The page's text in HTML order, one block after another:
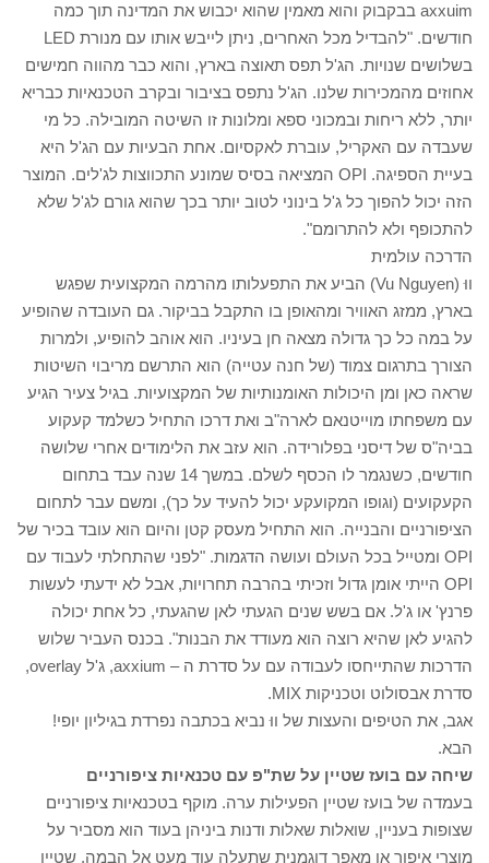
axxuim בבקבוק והוא מאמין שהוא יכבוש את המדינה תוך כמה
חודשים. "להבדיל מכל האחרים, ניתן לייבש אותו עם מנורת LED
בשלושים שנויות. הג'ל תפס תאוצה בארץ, והוא כבר מהווה חמישים
אחוזים מהמכירות שלנו. הג'ל נתפס בציבור ובקרב הטכנאיות כבריא
יותר, ללא ריחות ובמכוני ספא ומלונות זו השיטה המובילה. כל מי
שעבדה עם האקריל, עוברת לאקסיום. אחת הבעיות עם הג'ל היא
בעיית הספיגה. OPI המציאה בסיס שמונע התכווצות לג'לים. המוצר
הזה יכול להפוך כל ג'ל בינוני לטוב יותר בכך שהוא גורם לג'ל שלא
להתכופף ולא להתרומם".
הדרכה עולמית
ווּ (Vu Nguyen) הביע את התפעלותו מהרמה המקצועית שפגש
בארץ, ממזג האוויר ומהאופן בו התקבל בביקור. גם העובדה שהופיע
על במה כל כך גדולה מצאה חן בעיניו. הוא אוהב להופיע, ולמרות
הצורך בתרגום צמוד (של חנה עטייה) הוא התרשם מריבוי השיטות
שראה כאן ומן היכולות האומנותיות של המקצועיות. בגיל צעיר הגיע
עם משפחתו מוייטנאם לארה"ב ואת דרכו התחיל כשלמד קעקוע
בביה"ס של דיסני בפלורידה. הוא עזב את הלימודים אחרי שלושה
חודשים, כשנגמר לו הכסף לשלם. במשך 14 שנה עבד בתחום
הקעקועים (וגופו המקועקע יכול להעיד על כך), ומשם עבר לתחום
הציפורניים והבנייה. הוא התחיל מעסק קטן והיום הוא עובד בכיר של
OPI ומטייל בכל העולם ועושה הדגמות. "לפני שהתחלתי לעבוד עם
OPI הייתי אומן גדול וזכיתי בהרבה תחרויות, אבל לא ידעתי לעשות
פרנץ' או ג'ל. אם בשש שנים הגעתי לאן שהגעתי, כל אחת יכולה
להגיע לאן שהיא רוצה הוא מעודד את הבנות". בכנס העביר שלוש
הדרכות שהתייחסו לעבודה עם על סדרת ה – axxium, ג'ל overlay,
סדרת אבסולוט וטכניקות MIX.
אגב, את הטיפים והעצות של ווּ נביא בכתבה נפרדת בגיליון יופי!
הבא.
שיחה עם בועז שטיין על שת"פ עם טכנאיות ציפורניים
בעמדה של בועז שטיין הפעילות ערה. מוקף בטכנאיות ציפורניים
שצופות בעניין, שואלות שאלות ודנות ביניהן בעוד הוא מסביר על
מוצרי איפור או מאפר דוגמנית שתעלה עוד מעט אל הבמה. שטיין